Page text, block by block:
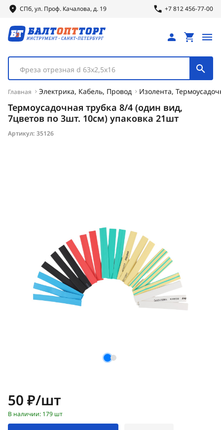
СПб, ул. Проф. Качалова, д. 19 +7 812 456-77-00
Фреза отрезная d 63х2,5х16
Главная Электрика, Кабель, Провод Изолента,
Термоусадочная трубка 8/4 (один вид,
7цветов по 3шт. 10см) упаковка 21шт
Артикул: 35126
Цена:
50 ₽/шт
В наличии: 179 шт